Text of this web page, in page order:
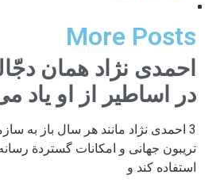
More Posts
احمدی نژاد همان
در اساطیر از او یاد
3 احمدی نژاد مانند هر سال باز به
تریبون جهانی و امکانات گستردة
استفاده کند و